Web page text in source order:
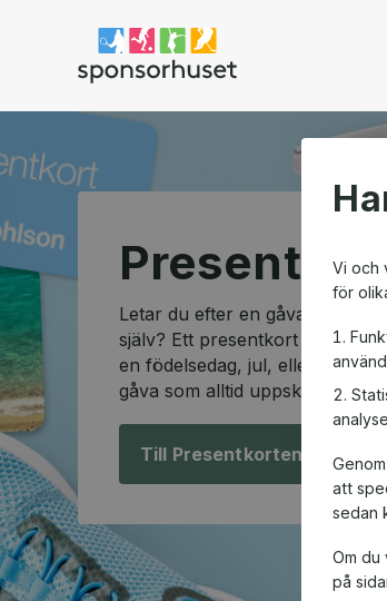
Vi och
för
att
sedan
Om
på
Sponsorhuset
Letar du efter en gåva som
själv? Ett presentkort är den
en födelsedag, jul, eller en
gåva som alltid uppskattas.
Till Presentkorten!